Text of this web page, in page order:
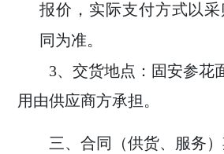
报价，实际支付方式以
同为准。
3、交货地点：固安参花
用由供应商方承担。
三、合同（供货、服务）